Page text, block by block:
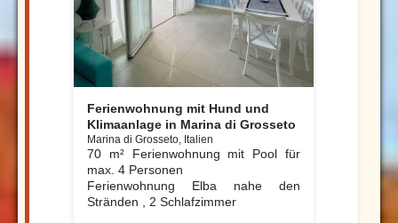
Ferienwohnung mit Hund und
Klimaanlage in Marina di Grosseto
Marina di Grosseto, Italien
70 m² Ferienwohnung mit Pool für
max. 4 Personen
Ferienwohnung Elba nahe den
Stränden , 2 Schlafzimmer